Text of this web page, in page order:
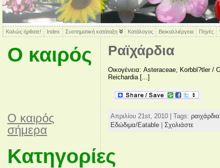
Καλώς ήρθατε! Index Συστηματική κατάταξη Κατάλογος Βιοκαλλιέργεια Πηγές
Ο καιρός
O καιρός
σήμερα
Κατηγορίες
Ραϊχάρδια
Οικογένεια: Asteraceae, Korbbl?tler /
Reichardia [...]
Απριλίου 21st, 2010 | Tags: ραιχάρδια
Εδώδιμα/Eatable| Σχολιάστε